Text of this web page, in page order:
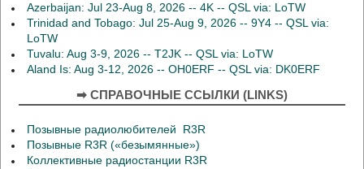
Azerbaijan: Jul 23-Aug 8, 2026 -- 4K -- QSL via: LoTW
Trinidad and Tobago: Jul 25-Aug 9, 2026 -- 9Y4 -- QSL via:
LoTW
Tuvalu: Aug 3-9, 2026 -- T2JK -- QSL via: LoTW
Aland Is: Aug 3-12, 2026 -- OH0ERF -- QSL via: DK0ERF
➡ СПРАВОЧНЫЕ ССЫЛКИ (LINKS)
Позывные радиолюбителей R3R
Позывные R3R («безымянные»)
Коллективные радиостанции R3R